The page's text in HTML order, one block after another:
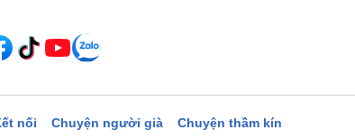
nối Chuyện người già Chuyện thầm kín